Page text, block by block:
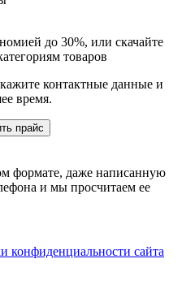
до 30%, или скачайте
товаров
контактные данные и
время.
прайс
формате, даже написанную
и мы просчитаем ее
конфиденциальности сайта